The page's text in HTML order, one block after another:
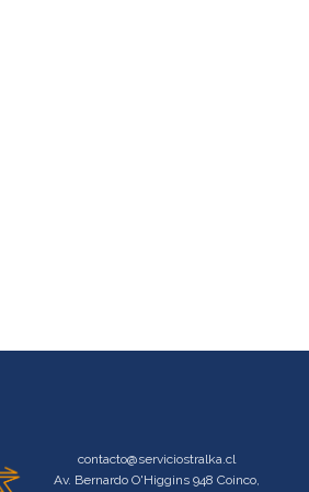
contacto@serviciostralka.cl
Av. Bernardo O'Higgins 948 Coinco,